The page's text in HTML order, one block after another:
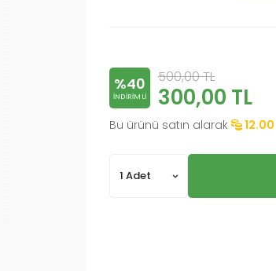
%40
INDIRIMLI
500,00TL
300,00 TL
Bu ürünü satın alarak 12.00